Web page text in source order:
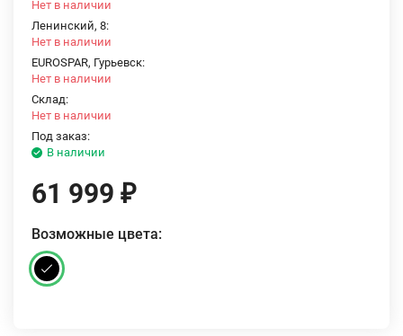
Нет в наличии
Ленинский, 8:
Нет в наличии
EUROSPAR, Гурьевск:
Нет в наличии
Склад:
Нет в наличии
Под заказ:
В наличии
61 999 ₽
Возможные цвета: